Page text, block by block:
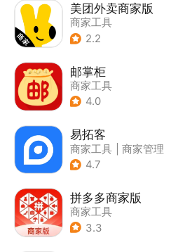
美团外卖商家版
商家工具
2.2
邮掌柜
商家工具
4.0
易拓客
商家工具
商家管理
4.7
拼多多商家版
商家工具
3.3